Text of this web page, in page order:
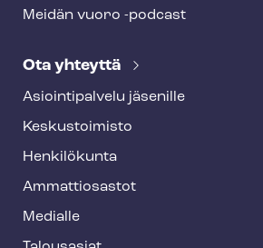
Meidän vuoro -podcast
Ota yhteyttä
Asioin­ti­pal­ve­lu jäsenille
Keskustoimisto
Henkilökunta
Ammattiosastot
Medialle